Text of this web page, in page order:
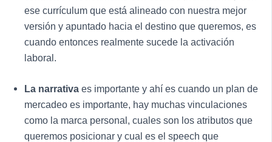
ese currículum que está alineado con nuestra mejor
versión y apuntado hacia el destino que queremos, es
cuando entonces realmente sucede la activación
laboral.
La narrativa es importante y ahí es cuando un plan de
mercadeo es importante, hay muchas vinculaciones
como la marca personal, cuales son los atributos que
queremos posicionar y cual es el speech que